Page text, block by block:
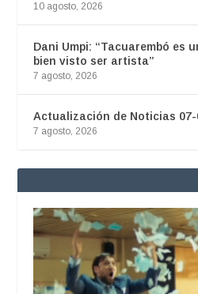
10 agosto, 2026
Dani Umpi: “Tacuarembó es
bien visto ser artista”
7 agosto, 2026
Actualización de Noticias 07-
7 agosto, 2026